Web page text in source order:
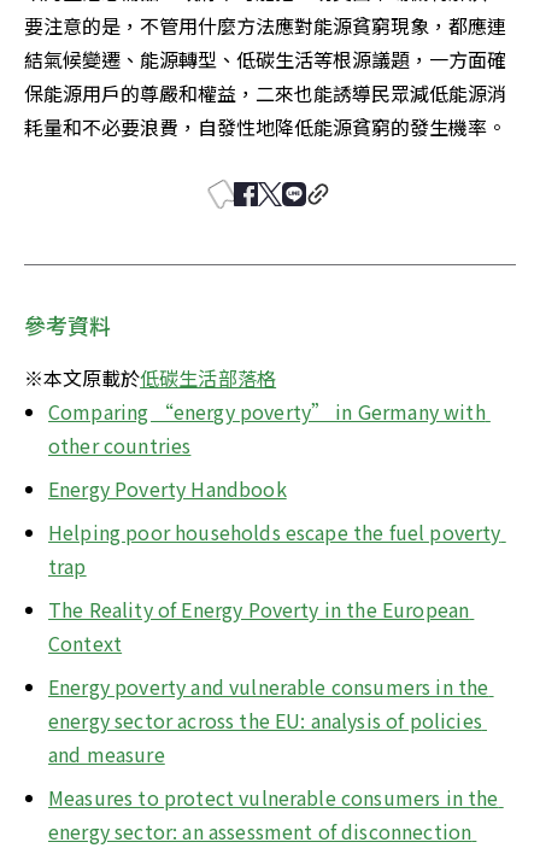
要注意的是，不管用什麼方法應對能源貧窮現象，都應連
結氣候變遷、能源轉型、低碳生活等根源議題，一方面確
保能源用戶的尊嚴和權益，二來也能誘導民眾減低能源消
耗量和不必要浪費，自發性地降低能源貧窮的發生機率。
參考資料
※本文原載於低碳生活部落格
Comparing “energy poverty” in Germany with
other countries
Energy Poverty Handbook
Helping poor households escape the fuel poverty
trap
The Reality of Energy Poverty in the European
Context
Energy poverty and vulnerable consumers in the
energy sector across the EU: analysis of policies
and measure
Measures to protect vulnerable consumers in the
energy sector: an assessment of disconnection